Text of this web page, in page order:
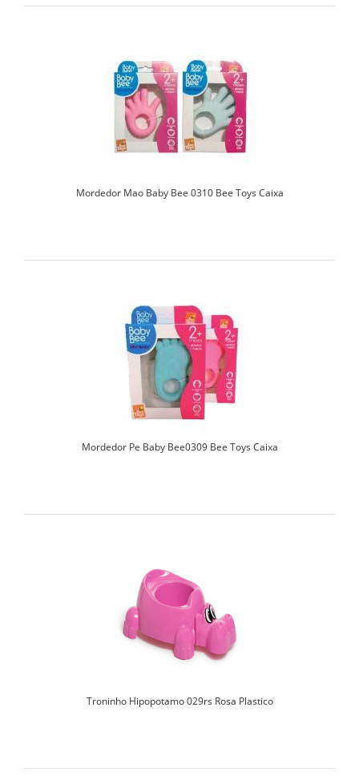
Mordedor Mao Baby Bee 0310 Bee Toys Caixa
Mordedor Pe Baby Bee0309 Bee Toys Caixa
Troninho Hipopotamo 029rs Rosa Plastico